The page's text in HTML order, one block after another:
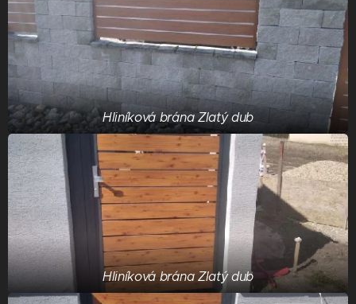
Hliníková brána Zlatý dub
Hliníková brána Zlatý dub